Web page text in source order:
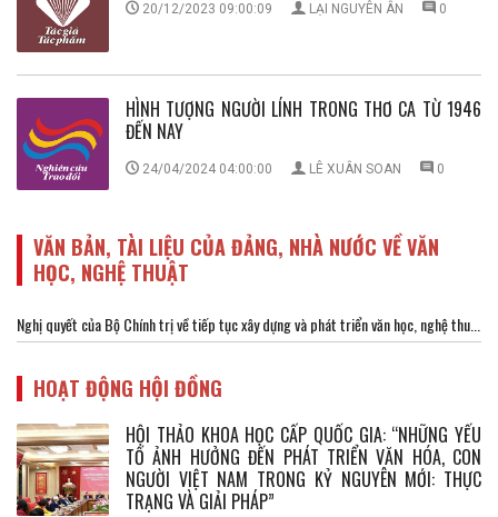
20/12/2023 09:00:09 LẠI NGUYÊN ÂN 0
HÌNH TƯỢNG NGƯỜI LÍNH TRONG THƠ CA TỪ 1946
ĐẾN NAY
24/04/2024 04:00:00 LÊ XUÂN SOAN 0
VĂN BẢN, TÀI LIỆU CỦA ĐẢNG, NHÀ NƯỚC VỀ VĂN
HỌC, NGHỆ THUẬT
Nghị quyết của Bộ Chính trị về tiếp tục xây dựng và phát triển văn học, nghệ thu...
HOẠT ĐỘNG HỘI ĐỒNG
HỘI THẢO KHOA HỌC CẤP QUỐC GIA: “NHỮNG YẾU
TỐ ẢNH HƯỞNG ĐẾN PHÁT TRIỂN VĂN HÓA, CON
NGƯỜI VIỆT NAM TRONG KỶ NGUYÊN MỚI: THỰC
TRẠNG VÀ GIẢI PHÁP”